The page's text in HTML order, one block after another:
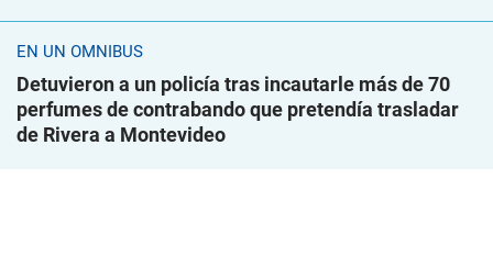
EN UN ÓMNIBUS
Detuvieron a un policía tras incautarle más de 70
perfumes de contrabando que pretendía trasladar
de Rivera a Montevideo